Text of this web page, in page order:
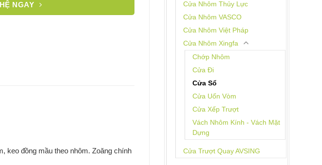
Cửa Nhôm Thủy Lực
Cửa Nhôm VASCO
Cửa Nhôm Việt Pháp
Cửa Nhôm Xingfa
Chớp Nhôm
Cửa Đi
Cửa Sổ
Cửa Uốn Vòm
Cửa Xếp Trượt
Vách Nhôm Kính - Vách Mặt
Dựng
Cửa Trượt Quay AVSING
NGAY
keo đồng mầu theo nhôm. Zoăng chính